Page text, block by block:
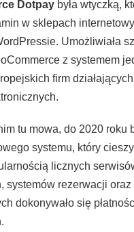
Dotpay była wtyczką,
w sklepach
Umożliwiała
z systemem
firm
tu mowa, do 2020 roku
systemu, który
licznych
systemów rezerwacji oraz
dokonywało się